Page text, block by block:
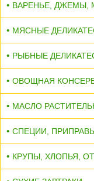
ВАРЕНЬЕ, ДЖЕМЫ,
МЯСНЫЕ
РЫБНЫЕ
ОВОЩНАЯ
МАСЛО
СПЕЦИИ,
КРУПЫ, ХЛОПЬЯ,